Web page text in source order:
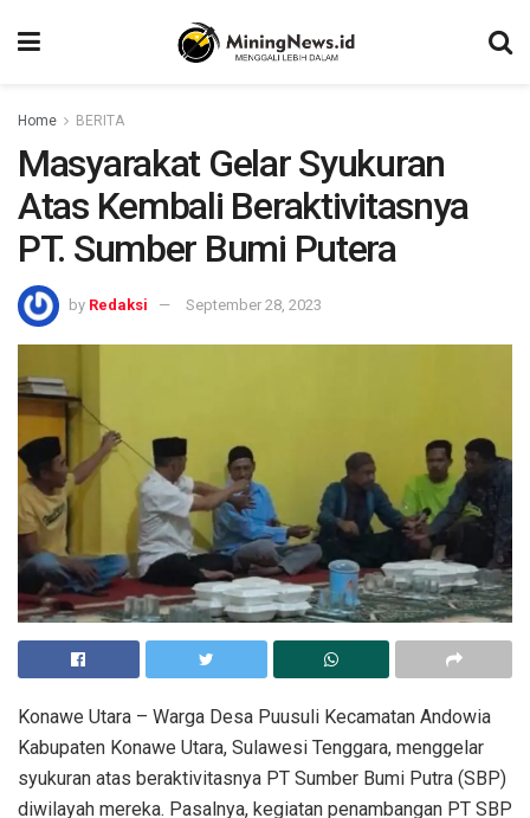
Home BERITA
Masyarakat Gelar Syukuran
Atas Kembali Beraktivitasnya
PT. Sumber Bumi Putera
by Redaksi September 28, 2023
Konawe Utara – Warga Desa Puusuli Kecamatan Andowia
Kabupaten Konawe Utara, Sulawesi Tenggara, menggelar
syukuran atas beraktivitasnya PT Sumber Bumi Putra (SBP)
diwilayah mereka. Pasalnya, kegiatan penambangan PT SBP